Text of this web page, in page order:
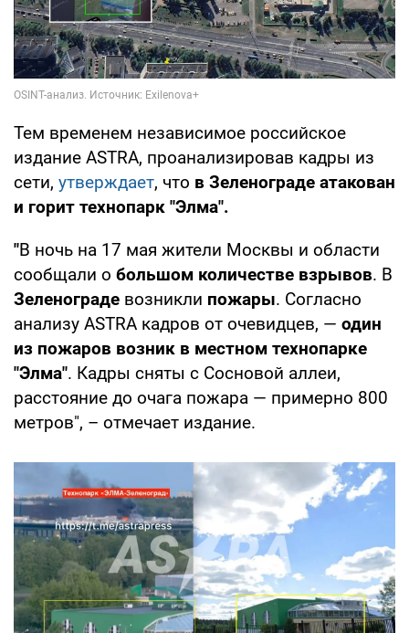
Тем временем независимое российское
издание ASTRA, проанализировав кадры из
сети, утверждает, что в Зеленограде атакован
и горит технопарк "Элма".
"В ночь на 17 мая жители Москвы и области
сообщали о большом количестве взрывов. В
Зеленограде возникли пожары. Согласно
анализу ASTRA кадров от очевидцев, — один
из пожаров возник в местном технопарке
"Элма". Кадры сняты с Сосновой аллеи,
расстояние до очага пожара — примерно 800
метров", – отмечает издание.